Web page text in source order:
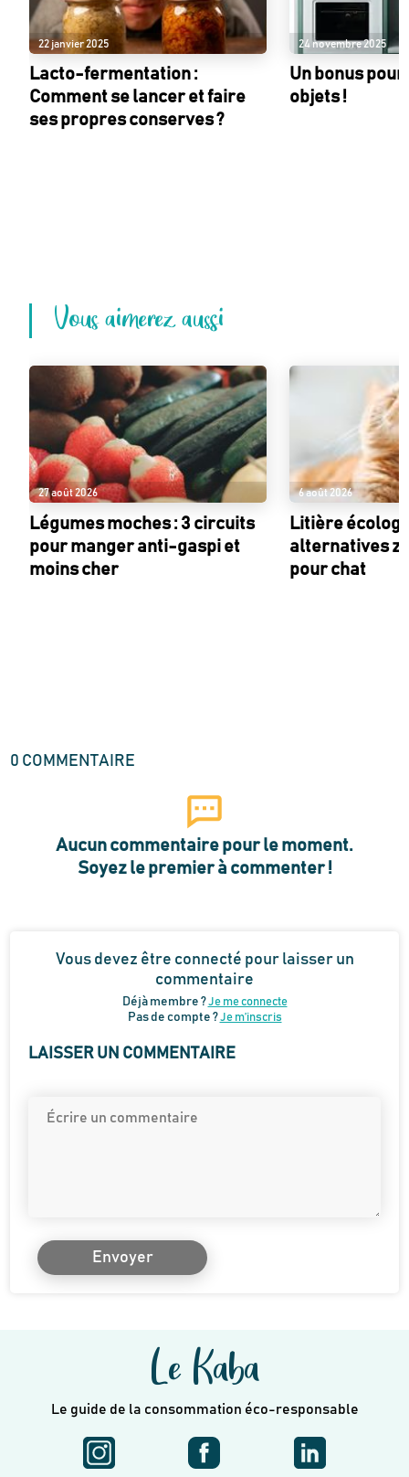
22 janvier 2025
Lacto-fermentation :
Comment se lancer et faire
ses propres conserves ?
24 novembre 2025
Un bonus
objets !
Vous aimerez aussi
27 août 2026
Légumes moches : 3 circuits
pour manger anti-gaspi et
moins cher
6 août 2026
Litière
alternatives
pour chat
0 COMMENTAIRE
Aucun commentaire pour le moment.
Soyez le premier à commenter !
Vous devez être connecté pour laisser un
commentaire
Déjà membre ?Je me connecte
Pas de compte ?Je m’inscris
LAISSER UN COMMENTAIRE
Envoyer
Le Kaba
Le guide de la consommation éco-responsable